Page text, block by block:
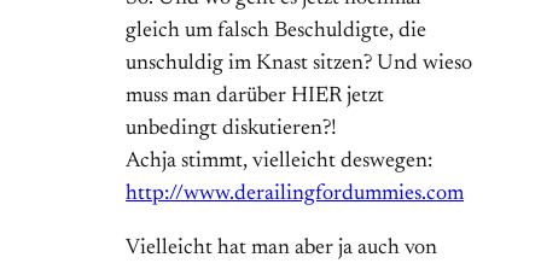
gleich um falsch Beschuldigte, die
unschuldig im Knast sitzen? Und wieso
muss man darüber HIER jetzt
unbedingt diskutieren?!
Achja stimmt, vielleicht deswegen:
http://www.derailingfordummies.com
Vielleicht hat man aber ja auch von